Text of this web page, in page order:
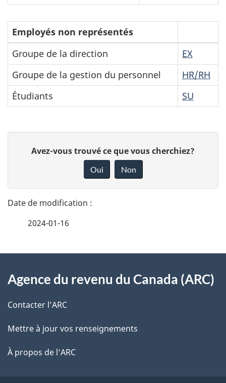
Taux
de
rémunération
des
employés
non
Employés non représentés
Groupe de la direction
EX
Groupe de la gestion du personnel
HR/RH
Étudiants
SU
t
a
l
s
l
a
n
o
t
r
e
é
t
Avez-vous trouvé ce que vous cherchiez?
Oui Non
2024-01-16
propos
de
ce
site
Agence du revenu du Canada (ARC)
Contacter l’ARC
Mettre à jour vos renseignements
À propos de l'ARC